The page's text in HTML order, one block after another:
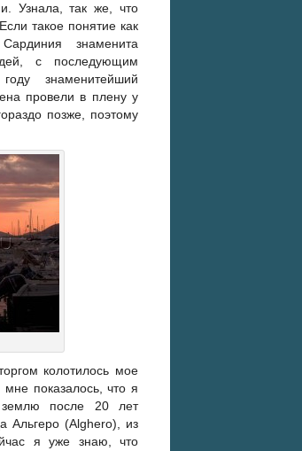
Узнала, так же, что
такое понятие как
знаменита
с последующим
знаменитейший
провели в плену у
позже, поэтому
колотилось мое
показалось, что я
после 20 лет
Альгеро (Alghero), из
я уже знаю, что